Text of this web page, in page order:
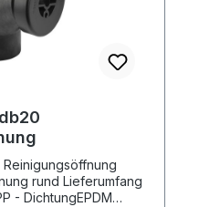
rund Lieferumfang
- DichtungEPDM